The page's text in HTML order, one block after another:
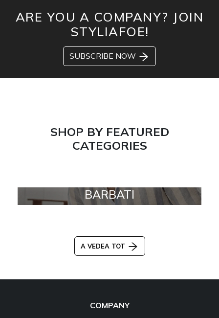
ARE YOU A COMPANY? JOIN
STYLIAFOE!
SUBSCRIBE NOW
SHOP BY FEATURED
CATEGORIES
BARBATI
A VEDEA TOT
COMPANY